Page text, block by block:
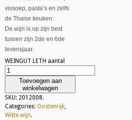
vissoep, pasta’s en zelfs
de Thaise keuken.
De wijn is op zijn best
tussen zijn 2de en 6de
levensjaar.
WEINGUT LETH aantal
Toevoegen aan
winkelwagen
SKU: 2012008.
Categories: Oostenrijk,
Witte wijn.